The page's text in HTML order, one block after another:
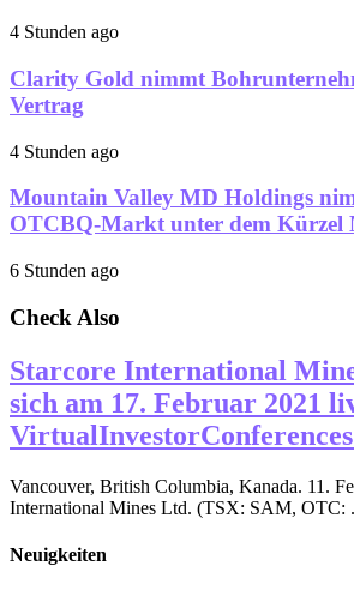
4 Stunden ago
Clarity Gold nimmt
Vertrag
4 Stunden ago
Mountain Valley MD Holdings
OTCBQ-Markt unter dem Kürzel
6 Stunden ago
Check Also
Starcore International
sich am 17. Februar 2021
Vancouver, British Columbia, Kanada. 11.
International Mines Ltd. (TSX: SAM, OTC:
Neuigkeiten